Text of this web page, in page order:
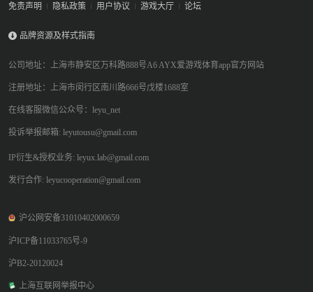
免责声明 隐私政策 用户协议 游戏大厅 论坛
品牌资源及样式指南
公司地址：上海市静安区万科路888号A6 AYX爱游戏体育app官方网站
注册地址：上海市闵行区南川路666号戊楼1688室
在线客服微信公众号：leyu_net
投诉举报邮箱: leyutousu@gmail.com
IP衍生&授权业务: leyux.lab@gmail.com
发行合作: leyucooperation@gmail.com
沪公网安备31010402000659
沪ICP备11033765号-9
沪B2-20120024
上海互联网举报中心